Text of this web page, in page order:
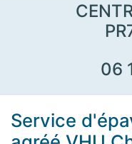
06
Service